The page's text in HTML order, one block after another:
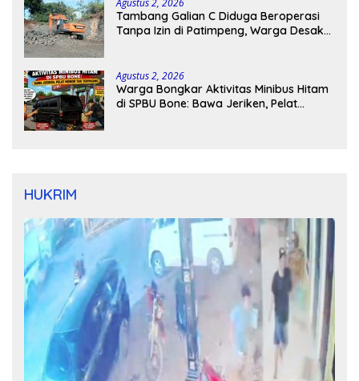
Agustus 2, 2026
Tambang Galian C Diduga Beroperasi
Tanpa Izin di Patimpeng, Warga Desak
Agustus 2, 2026
Warga Bongkar Aktivitas Minibus Hitam
di SPBU Bone: Bawa Jeriken, Pelat
HUKRIM